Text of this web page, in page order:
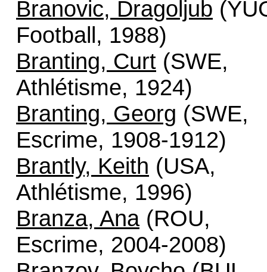
Branovic, Dragoljub
Football, 1988)
Branting, Curt (SWE,
Athlétisme, 1924)
Branting, Georg (SWE,
Escrime, 1908-1912)
Brantly, Keith (USA,
Athlétisme, 1996)
Branza, Ana(ROU,
Escrime, 2004-2008)